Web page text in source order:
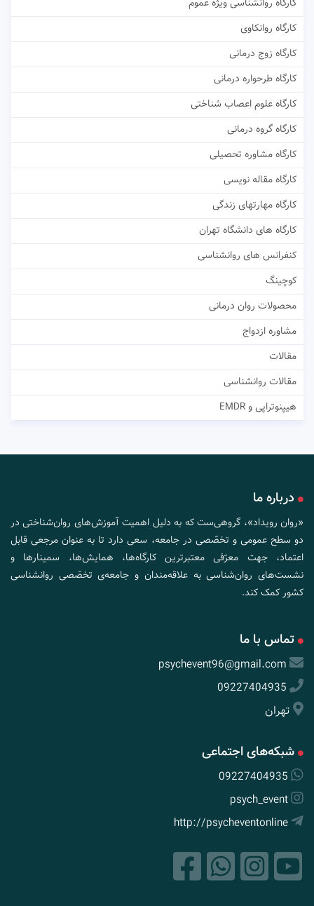
کارگاه روانکاوی
کارگاه زوج درمانی
کارگاه طرحواره درمانی
کارگاه علوم اعصاب شناختی
کارگاه گروه درمانی
کارگاه مشاوره تحصیلی
کارگاه مقاله نویسی
کارگاه مهارتهای زندگی
کارگاه های دانشگاه تهران
کنفرانس های روانشناسی
کوچینگ
محصولات روان درمانی
مشاوره ازدواج
مقالات
مقالات روانشناسی
هیپنوتراپی و EMDR
درباره ما
«روان رویداد»، گروهی‌ست که به دلیل اهمیت آموزش‌های روان‌شناختی در
دو سطح عمومی و تخصّصی در جامعه، سعی دارد تا به عنوان مرجعی قابل
اعتماد، جهت معرّفی معتبرترین کارگاه‌ها، همایش‌ها، سمینارها و
نشست‌های روان‌شناسی به علاقه‌مندان و جامعه‌ی تخصّصی روانشناسی
کشور کمک کند.
تماس با ما
psychevent96@gmail.com
09227404935
تهران
شبکه‌های اجتماعی
09227404935
psych_event
http://psycheventonline